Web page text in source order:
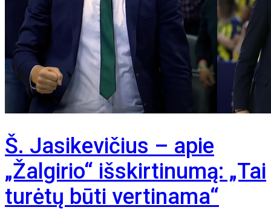
Š. Jasikevičius – apie
„Žalgirio“ išskirtinumą: „Tai
turėtų būti vertinama“